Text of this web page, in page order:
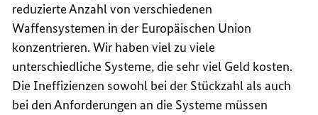
reduzierte Anzahl von verschiedenen
Waffensystemen in der Europäischen Union
konzentrieren. Wir haben viel zu viele
unterschiedliche Systeme, die sehr viel Geld kosten.
Die Ineffizienzen sowohl bei der Stückzahl als auch
bei den Anforderungen an die Systeme müssen